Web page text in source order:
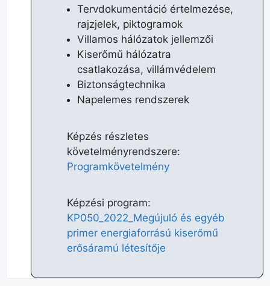
Tervdokumentáció értelmezése,
rajzjelek, piktogramok
Villamos hálózatok jellemzői
Kiserőmű hálózatra
csatlakozása, villámvédelem
Biztonságtechnika
Napelemes rendszerek
Képzés részletes
követelményrendszere:​
Programkövetelmény
Képzési program:
KP050_2022_Megújuló és egyéb
primer energiaforrású kiserőmű
erősáramú létesítője